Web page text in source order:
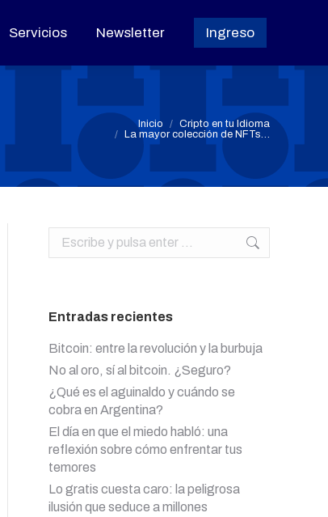
Servicios Newsletter Ingreso
Inicio
Cripto en tu Idioma
La mayor colección de NFTs…
Buscar:
Entradas recientes
Bitcoin: entre la revolución y la burbuja
No al oro, sí al bitcoin. ¿Seguro?
¿Qué es el aguinaldo y cuándo se
cobra en Argentina?
El día en que el miedo habló: una
reflexión sobre cómo enfrentar tus
temores
Lo gratis cuesta caro: la peligrosa
ilusión que seduce a millones
Servicios Newsletter Ingreso